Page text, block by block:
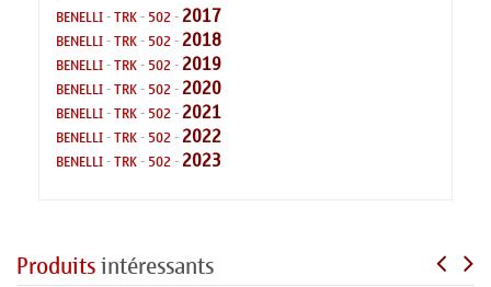
BENELLI-TRK-502-2017
BENELLI-TRK-502-2018
BENELLI-TRK-502-2019
BENELLI-TRK-502-2020
BENELLI-TRK-502-2021
BENELLI-TRK-502-2022
BENELLI-TRK-502-2023
Produitsintéressants